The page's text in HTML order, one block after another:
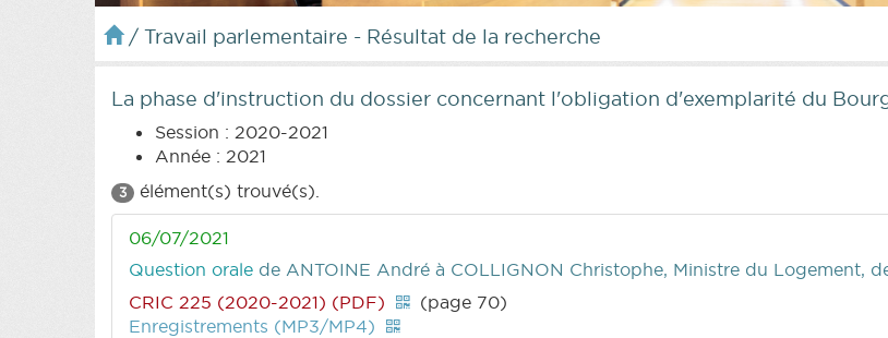
/ Travail parlementaire - Résultat de la recherche
La phase d'instruction du dossier concernant l'obligation d'exemplarité du
Session : 2020-2021
Année : 2021
3 élément(s) trouvé(s).
06/07/2021
Question orale de ANTOINE André à COLLIGNON Christophe, Ministre du Logement,
CRIC 225 (2020-2021) (PDF)
(page 70)
Enregistrements (MP3/MP4)